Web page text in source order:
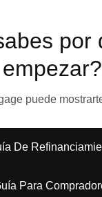
por
empezar?
puede
De
Para